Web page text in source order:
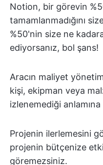
Notion, bir görevin
tamamlanmadığını
%50'nin size ne
ediyorsanız, bol şans!
Aracın maliyet
kişi, ekipman veya
izlenemediği anlamına
Projenin ilerlemesini
projenin bütçenize
göremezsiniz.